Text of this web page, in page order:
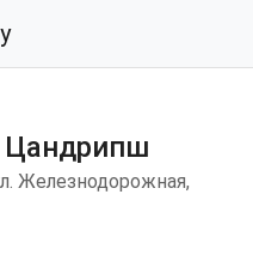
Цандрипш
Железнодорожная,